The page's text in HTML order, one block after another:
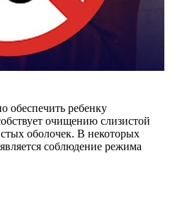
обеспечить ребенку
очищению слизистой
оболочек. В некоторых
соблюдение режима